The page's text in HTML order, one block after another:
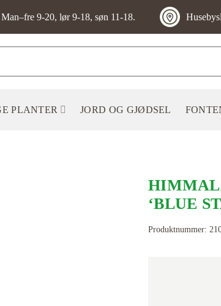
9-20, lør 9-18, søn 11-18.
PLANTER JORD OG GJØDSEL
‘BLUE
Produktnummer: